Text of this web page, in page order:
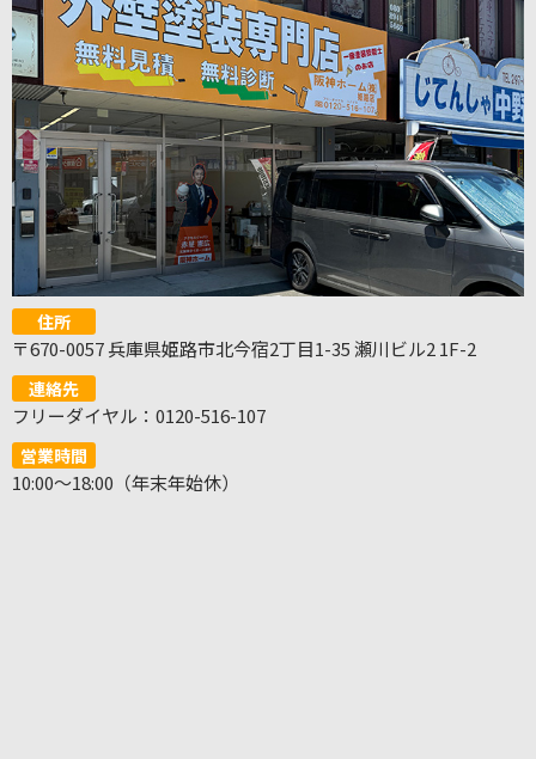
住所
〒670-0057 兵庫県姫路市北今宿2丁目1-35 瀬川ビル2 1F-2
連絡先
フリーダイヤル：0120-516-107
営業時間
10:00～18:00（年末年始休）